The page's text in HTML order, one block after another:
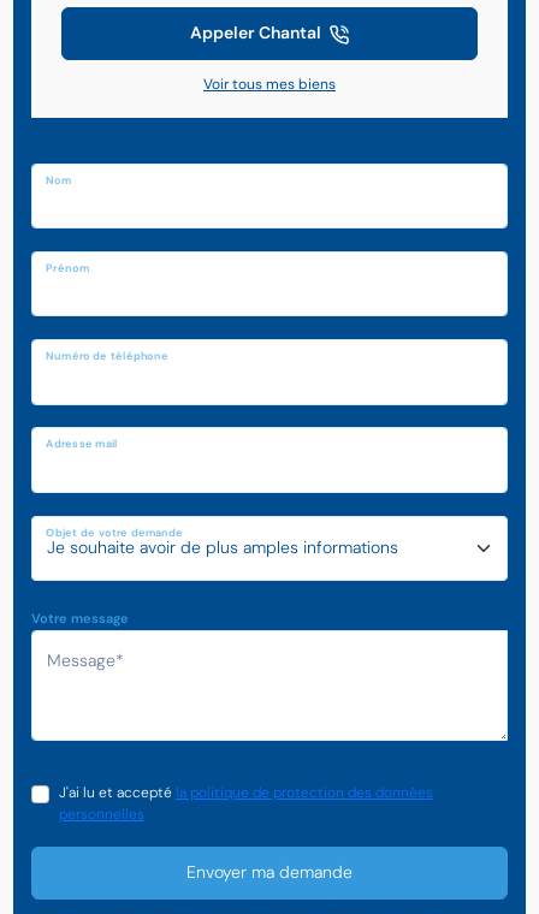
Appeler Chantal
Voir tous mes biens
Nom
Prénom
Numéro de téléphone
Adresse mail
Objet de votre demande
Votre message
J'ai lu et accepté la politique de protection des données
personnelles
Envoyer ma demande